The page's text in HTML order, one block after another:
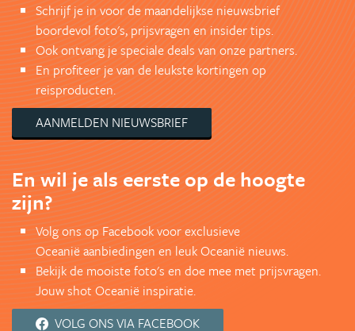
Schrijf je in voor de maandelijkse nieuwsbrief
boordevol foto's, prijsvragen en insider tips.
Ook ontvang je speciale deals van onze partners.
En profiteer je van de leukste kortingen op
reisproducten.
AANMELDEN NIEUWSBRIEF
En wil je als eerste op de hoogte
zijn?
Volg ons op Facebook voor exclusieve
Oceanië aanbiedingen en leuk Oceanië nieuws.
Bekijk de mooiste foto's en doe mee met prijsvragen.
Jouw shot Oceanië inspiratie.
VOLG ONS VIA FACEBOOK